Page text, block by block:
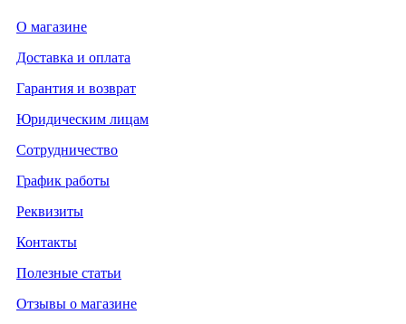
О магазине
Доставка и оплата
Гарантия и возврат
Юридическим лицам
Сотрудничество
График работы
Реквизиты
Контакты
Полезные статьи
Отзывы о магазине